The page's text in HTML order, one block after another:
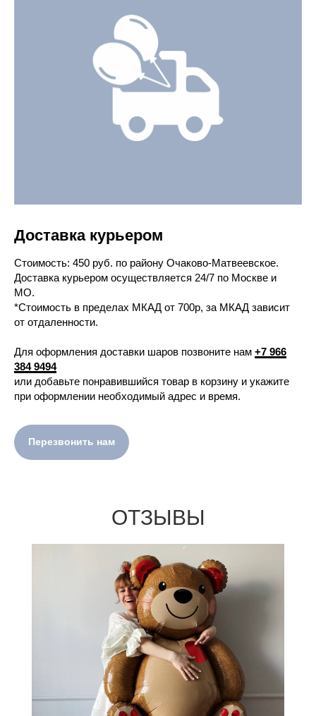
Доставка курьером
Cтоимость: 450 руб. по району Очаково-Матвеевское.
Доставка курьером осуществляется 24/7 по Москве и
МО.
*Стоимость в пределах МКАД от 700р, за МКАД зависит
от отдаленности.
Для оформления доставки шаров позвоните нам +7 966
384 9494
или добавьте понравившийся товар в корзину и укажите
при оформлении необходимый адрес и время.
Перезвонить нам
ОТЗЫВЫ